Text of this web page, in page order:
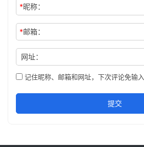
*昵称：
*邮箱：
网址：
记住昵称、邮箱和网址，下次评论免输入
提交